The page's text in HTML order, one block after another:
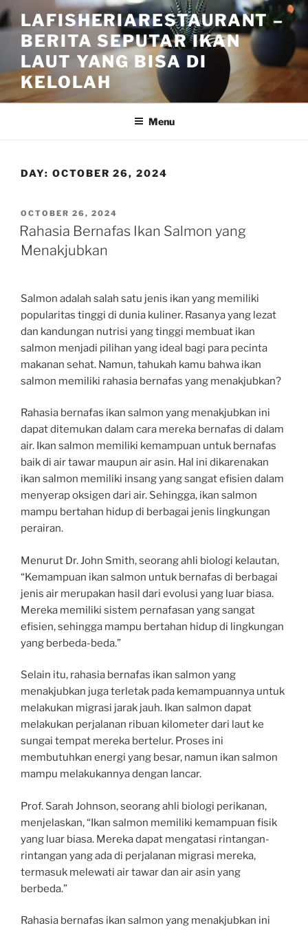
Skip
to
content
LAFISHERIARESTAURANT –
BERITA SEPUTAR IKAN
LAUT YANG BISA DI
KELOLAH
Menu
DAY: OCTOBER 26, 2024
POSTED
ON
OCTOBER 26, 2024
Rahasia Bernafas Ikan Salmon yang
Menakjubkan
Salmon adalah salah satu jenis ikan yang memiliki
popularitas tinggi di dunia kuliner. Rasanya yang lezat
dan kandungan nutrisi yang tinggi membuat ikan
salmon menjadi pilihan yang ideal bagi para pecinta
makanan sehat. Namun, tahukah kamu bahwa ikan
salmon memiliki rahasia bernafas yang menakjubkan?
Rahasia bernafas ikan salmon yang menakjubkan ini
dapat ditemukan dalam cara mereka bernafas di dalam
air. Ikan salmon memiliki kemampuan untuk bernafas
baik di air tawar maupun air asin. Hal ini dikarenakan
ikan salmon memiliki insang yang sangat efisien dalam
menyerap oksigen dari air. Sehingga, ikan salmon
mampu bertahan hidup di berbagai jenis lingkungan
perairan.
Menurut Dr. John Smith, seorang ahli biologi kelautan,
“Kemampuan ikan salmon untuk bernafas di berbagai
jenis air merupakan hasil dari evolusi yang luar biasa.
Mereka memiliki sistem pernafasan yang sangat
efisien, sehingga mampu bertahan hidup di lingkungan
yang berbeda-beda.”
Selain itu, rahasia bernafas ikan salmon yang
menakjubkan juga terletak pada kemampuannya untuk
melakukan migrasi jarak jauh. Ikan salmon dapat
melakukan perjalanan ribuan kilometer dari laut ke
sungai tempat mereka bertelur. Proses ini
membutuhkan energi yang besar, namun ikan salmon
mampu melakukannya dengan lancar.
Prof. Sarah Johnson, seorang ahli biologi perikanan,
menjelaskan, “Ikan salmon memiliki kemampuan fisik
yang luar biasa. Mereka dapat mengatasi rintangan-
rintangan yang ada di perjalanan migrasi mereka,
termasuk melewati air tawar dan air asin yang
berbeda.”
Rahasia bernafas ikan salmon yang menakjubkan ini